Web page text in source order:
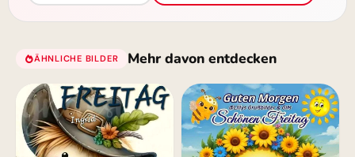
ÄHNLICHE BILDER Mehr davon entdecken